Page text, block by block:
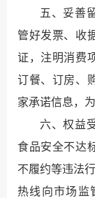
五、妥善
管好发票、收
证，注明消费
订餐、订房、
家承诺信息，
六、权益
食品安全不达
不履约等违法
热线向市场监